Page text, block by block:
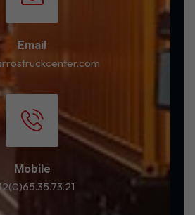
Email
Mobile